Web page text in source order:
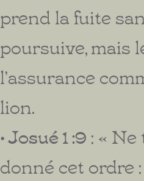
prend la fuite
poursuive, mais
l’assurance
lion.
• Josué 1 :9 : « Ne
donné cet ordre